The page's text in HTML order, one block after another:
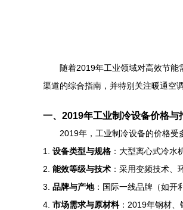
随着2019年工业领域对高效节
渠道的综合指南，并特别关注暖通空
一、2019年工业制冷设备价格与
2019年，工业制冷设备的价格受
1. 设备类型与规格 ：大型离心式冷水
2. 能效等级与技术 ：采用变频技术、
3. 品牌与产地：国际一线品牌（如开
4. 市场需求与原材料：2019年钢材、